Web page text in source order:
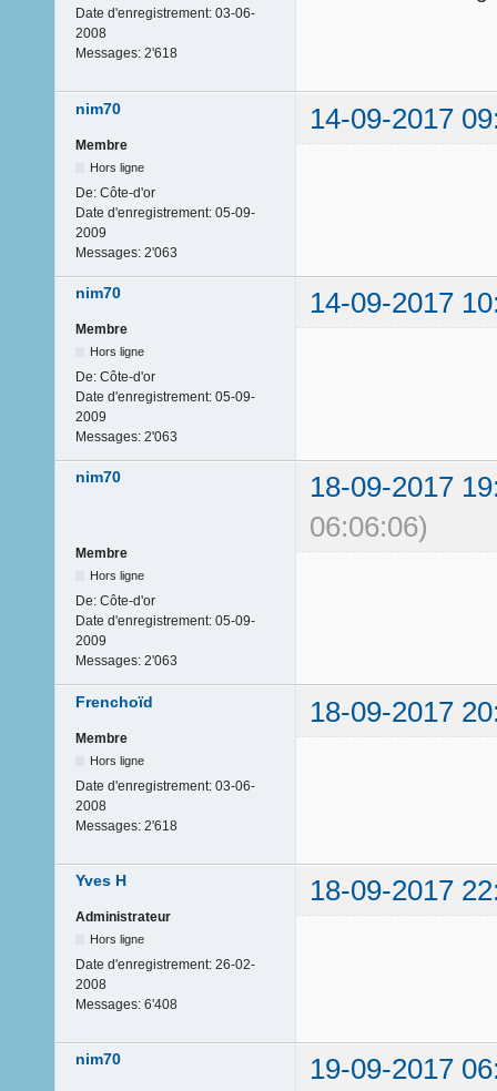
Date d'enregistrement: 03-06-
2008
Messages: 2'618
nim70 14-09-2017
Membre
Hors ligne
De: Côte-d'or
Date d'enregistrement: 05-09-
2009
Messages: 2'063
nim70 14-09-2017
Membre
Hors ligne
De: Côte-d'or
Date d'enregistrement: 05-09-
2009
Messages: 2'063
nim70
18-09-2017
06:06:06)
Membre
Hors ligne
De: Côte-d'or
Date d'enregistrement: 05-09-
2009
Messages: 2'063
Frenchoïd 18-09-2017
Membre
Hors ligne
Date d'enregistrement: 03-06-
2008
Messages: 2'618
Yves H 18-09-2017
Administrateur
Hors ligne
Date d'enregistrement: 26-02-
2008
Messages: 6'408
nim70
19-09-2017